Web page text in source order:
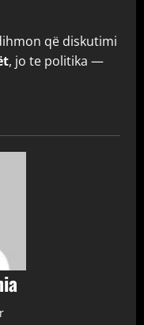
që diskutimi
, jo te politika —